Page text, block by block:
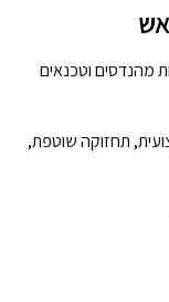
מהנדסים וטכנאים
תחזוקה שוטפת,